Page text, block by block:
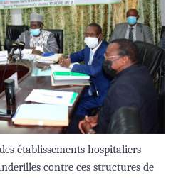
établissements hospitaliers
contre ces structures de